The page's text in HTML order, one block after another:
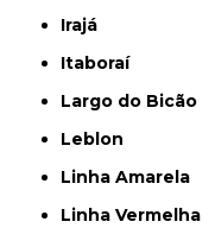
Irajá
Itaboraí
Largo do Bicão
Leblon
Linha Amarela
Linha Vermelha